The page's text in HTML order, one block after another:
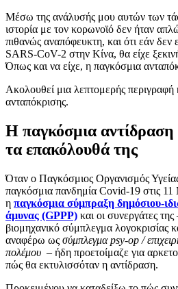
Μέσω της ανάλυσής μου αυτών των
ιστορία με τον κορωνοϊό δεν ήταν
πιθανώς αναπόφευκτη, και ότι εάν δεν
SARS-CoV-2 στην Κίνα, θα είχε
Όπως και να είχε, η παγκόσμια
Ακολουθεί μια λεπτομερής περιγραφή
ανταπόκρισης.
Η παγκόσμια
τα επακόλουθά της
Όταν ο Παγκόσμιος Οργανισμός
παγκόσμια πανδημία Covid-19 στις
η παγκόσμια σύμπραξη δημόσιου-
άμυνας (GPPP) και οι συνεργάτες
βιομηχανικό σύμπλεγμα λογοκρισίας
αναφέρω ως σύμπλεγμα psy-op /
πολέμου – ήδη προετοίμαζε για
πώς θα εκτυλισσόταν η αντίδραση.